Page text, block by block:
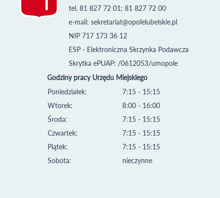
tel. 81 827 72 01; 81 827 72 00
e-mail: sekretariat@opolelubelskie.pl
NIP 717 173 36 12
ESP - Elektroniczna Skrzynka Podawcza
Skrytka ePUAP: /0612053/umopole
Godziny pracy Urzędu Miejskiego
Poniedziałek:
Wtorek:
Środa:
Czwartek:
Piątek:
Sobota:
7:15 - 15:15
8:00 - 16:00
7:15 - 15:15
7:15 - 15:15
7:15 - 15:15
nieczynne